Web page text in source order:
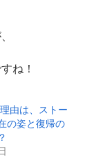
ね！
由は、ストー
の姿と復帰の